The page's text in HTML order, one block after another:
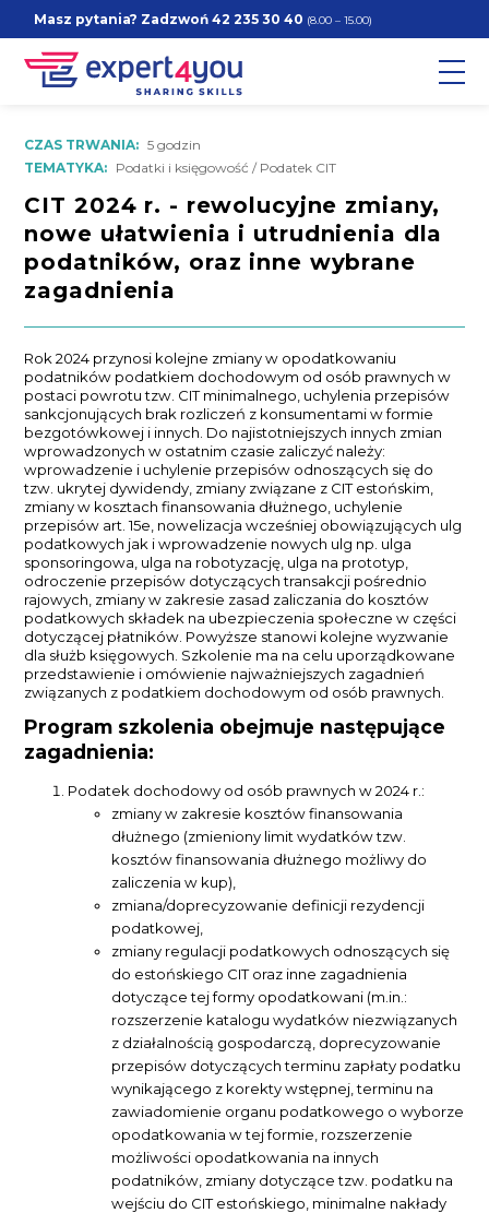
Masz pytania? Zadzwoń42 235 30 40 (8.00 – 15.00)
CZAS TRWANIA: 5 godzin
TEMATYKA: Podatki i księgowość / Podatek CIT
CIT 2024 r. - rewolucyjne zmiany,
nowe ułatwienia i utrudnienia dla
podatników, oraz inne wybrane
zagadnienia
Rok 2024 przynosi kolejne zmiany w opodatkowaniu
podatników podatkiem dochodowym od osób prawnych w
postaci powrotu tzw. CIT minimalnego, uchylenia przepisów
sankcjonujących brak rozliczeń z konsumentami w formie
bezgotówkowej i innych. Do najistotniejszych innych zmian
wprowadzonych w ostatnim czasie zaliczyć należy:
wprowadzenie i uchylenie przepisów odnoszących się do
tzw. ukrytej dywidendy, zmiany związane z CIT estońskim,
zmiany w kosztach finansowania dłużnego, uchylenie
przepisów art. 15e, nowelizacja wcześniej obowiązujących ulg
podatkowych jak i wprowadzenie nowych ulg np. ulga
sponsoringowa, ulga na robotyzację, ulga na prototyp,
odroczenie przepisów dotyczących transakcji pośrednio
rajowych, zmiany w zakresie zasad zaliczania do kosztów
podatkowych składek na ubezpieczenia społeczne w części
dotyczącej płatników. Powyższe stanowi kolejne wyzwanie
dla służb księgowych. Szkolenie ma na celu uporządkowane
przedstawienie i omówienie najważniejszych zagadnień
związanych z podatkiem dochodowym od osób prawnych.
Program szkolenia obejmuje następujące
zagadnienia:
Podatek dochodowy od osób prawnych w 2024 r.:
zmiany w zakresie kosztów finansowania
dłużnego (zmieniony limit wydatków tzw.
kosztów finansowania dłużnego możliwy do
zaliczenia w kup),
zmiana/doprecyzowanie definicji rezydencji
podatkowej,
zmiany regulacji podatkowych odnoszących się
do estońskiego CIT oraz inne zagadnienia
dotyczące tej formy opodatkowani (m.in.:
rozszerzenie katalogu wydatków niezwiązanych
z działalnością gospodarczą, doprecyzowanie
przepisów dotyczących terminu zapłaty podatku
wynikającego z korekty wstępnej, terminu na
zawiadomienie organu podatkowego o wyborze
opodatkowania w tej formie, rozszerzenie
możliwości opodatkowania na innych
podatników, zmiany dotyczące tzw. podatku na
wejściu do CIT estońskiego, minimalne nakłady